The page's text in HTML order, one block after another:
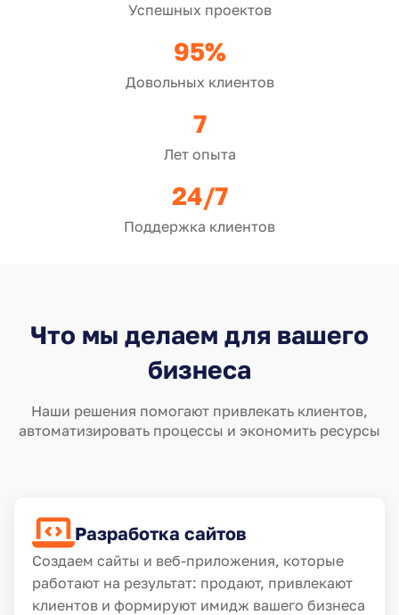
Успешных проектов
95%
Довольных клиентов
7
Лет опыта
24/7
Поддержка клиентов
Что мы делаем для вашего
бизнеса
Наши решения помогают привлекать клиентов,
автоматизировать процессы и экономить ресурсы
Разработка сайтов
Создаем сайты и веб-приложения, которые
работают на результат: продают, привлекают
клиентов и формируют имидж вашего бизнеса